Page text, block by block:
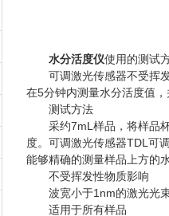
水分活度仪使用的测试
可调激光传感器不受挥发
在5分钟内测量水分活度值，
测试方法
采约7mL样品，将样品杯
度。可调激光传感器TDL可
能够精确的测量样品上方的
不受挥发性物质影响
波宽小于1nm的激光光束
适用于所有样品